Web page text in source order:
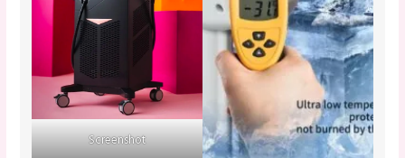
Screenshot